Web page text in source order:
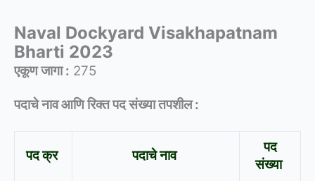
Naval Dockyard Visakhapatnam
Bharti 2023
एकूण जागा : 275
पदाचे नाव आणि रिक्त पद संख्या तपशील :
पद क्र पदाचे नाव
पद
संख्या